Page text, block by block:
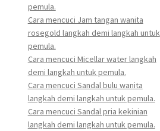
pemula.
Cara mencuci Jam tangan wanita
rosegold langkah demi langkah untuk
pemula.
Cara mencuci Micellar water langkah
demi langkah untuk pemula.
Cara mencuci Sandal bulu wanita
langkah demi langkah untuk pemula.
Cara mencuci Sandal pria kekinian
langkah demi langkah untuk pemula.